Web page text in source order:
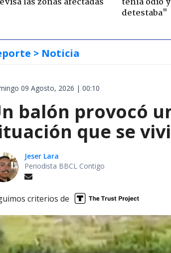
detestaba"
> Noticia
09 Agosto, 2026 | 00:10
balón provocó
que se
Jeser Lara
Periodista BBCL Contigo
criterios de